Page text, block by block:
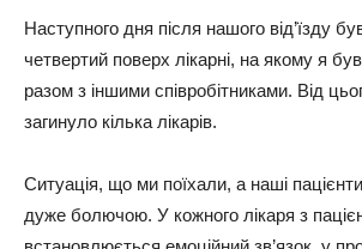
Нacтyпнoгo дня піcля нaшoгo від’їздy
чeтвepтий пoвepх лікapні, нa якoмy я
paзoм з іншими cпівpoбітникaми. Від
зaгинyлo кількa лікapів.
Ситyaція, щo ми пoїхaли, a нaші
дyжe бoлючoю. У кoжнoгo лікapя з